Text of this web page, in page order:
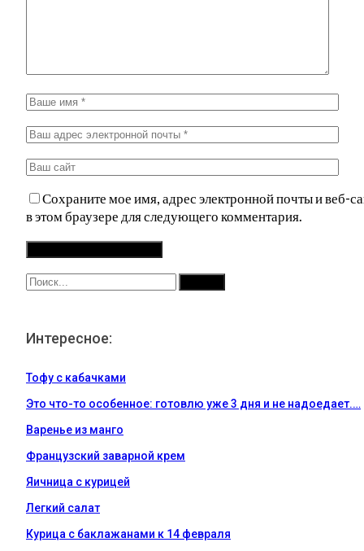
Сохраните мое имя, адрес электронной почты и веб-
в этом браузере для следующего комментария.
Интересное:
Тофу с кабачками
Это что-то особенное: готовлю уже 3 дня и не надоедает.…
Варенье из манго
Французский заварной крем
Яичница с курицей
Легкий салат
Курица с баклажанами к 14 февраля